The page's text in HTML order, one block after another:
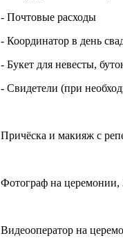
- Почтовые расходы
- Координатор в день
- Букет для невесты,
- Свидетели (при
Причёска и макияж с
Фотограф на церемонии,
Видеооператор на